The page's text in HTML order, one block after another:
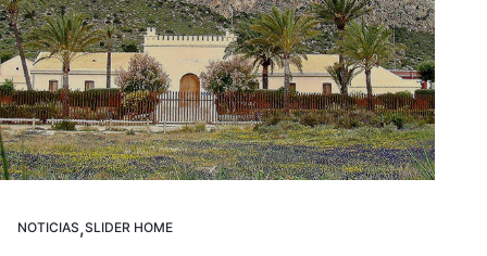
NOTICIAS,SLIDER HOME